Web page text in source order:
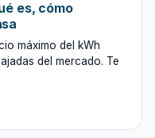
es, cómo
máximo del kWh
del mercado. Te